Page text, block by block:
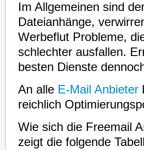
Im Allgemeinen sind
Dateianhänge,
Werbeflut Probleme,
schlechter ausfallen.
besten Dienste
An alle E-Mail Anbieter
reichlich
Wie sich die Freemail
zeigt die folgende